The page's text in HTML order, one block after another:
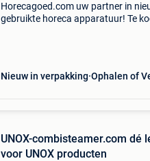
Horecagoed.com uw partner in
gebruikte horeca apparatuur! Te
Nieuw in verpakking Ophalen of
UNOX-combisteamer.com dé
voor UNOX producten